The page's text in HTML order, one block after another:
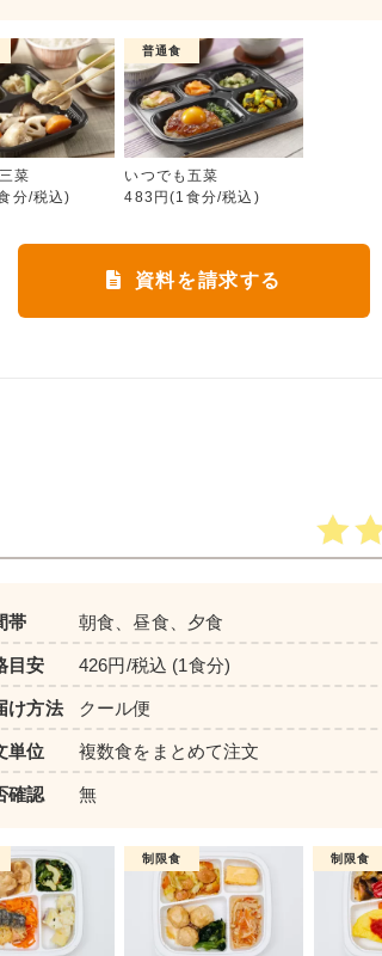
いつでも三菜
菜
分/税込)
普通食
いつでも五菜
483円(1食分/税込)
資料を請求する
健康バランス
帯 朝食、昼食、夕食
目安 426円/税込 (1食分)
け方法 クール便
単位 複数食をまとめて注文
確認 無
制限食 制限食